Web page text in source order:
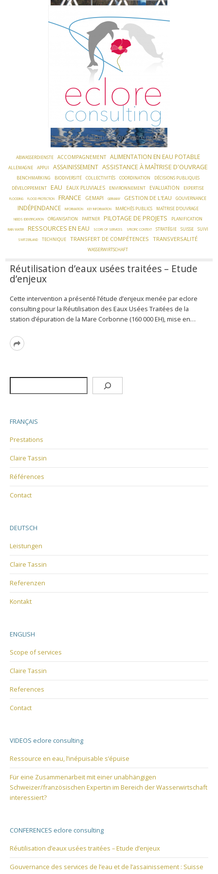
ensemble faisons éclore votre projet
ABWASSERDIENSTE ACCOMPAGNEMENT ALIMENTATION EN EAU POTABLE
ALLEMAGNE APPUI ASSAINISSEMENT ASSISTANCE À MAÎTRISE D'OUVRAGE
BENCHMARKING BIODIVERSITÉ COLLECTIVITÉS COORDINATION
DÉCISIONS PUBLIQUES
DÉVELOPPEMENT
EAU EAUX PLUVIALES ENVIRONNEMENT EVALUATION EXPERTISE
FLOODING FLOOD PROTECTION FRANCE GEMAPI GERMANY GESTION DE L'EAU GOUVERNANCE
INDÉPENDANCE INFORMATION KEY INFORMATION MARCHÉS PUBLICS MAÎTRISE D'OUVRAGE
NEEDS IDENTIFICATION ORGANISATION PARTNER PILOTAGE DE PROJETS PLANIFICATION
RAIN WATER RESSOURCES EN EAU SCOPE OF SERVICES SPECIFIC CONTEXT STRATÉGIE SUISSE SUIVI
SWITZERLAND TECHNIQUE TRANSFERT DE COMPÉTENCES TRANSVERSALITÉ
WASSERWIRTSCHAFT
Réutilisation d’eaux usées traitées – Etude
d’enjeux
Cette intervention a présenté l’étude d’enjeux menée par eclore
consulting pour la Réutilisation des Eaux Usées Traitées de la
station d’épuration de la Mare Corbonne (160 000 EH), mise en…
Read
FRANÇAIS
Prestations
Claire Tassin
Références
Contact
DEUTSCH
Leistungen
Claire Tassin
Referenzen
Kontakt
ENGLISH
Scope of services
Claire Tassin
References
Contact
VIDEOS eclore consulting
Ressource en eau, l’inépuisable s’épuise
Für eine Zusammenarbeit mit einer unabhängigen
Schweizer/französischen Expertin im Bereich der Wasserwirtschaft
interessiert?
CONFERENCES eclore consulting
Réutilisation d’eaux usées traitées – Etude d’enjeux
Gouvernance des services de l’eau et de l’assainissement : Suisse